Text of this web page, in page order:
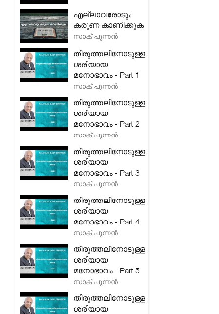
എല്ലാവരോടും
കരുണ കാണിക്കുക
സാക് പുന്നൻ
തിരുത്തലിനോടുള്ള
ശരിയായ
മനോഭാവം - Part 1
സാക് പുന്നൻ
തിരുത്തലിനോടുള്ള
ശരിയായ
മനോഭാവം - Part 2
സാക് പുന്നൻ
തിരുത്തലിനോടുള്ള
ശരിയായ
മനോഭാവം - Part 3
സാക് പുന്നൻ
തിരുത്തലിനോടുള്ള
ശരിയായ
മനോഭാവം - Part 4
സാക് പുന്നൻ
തിരുത്തലിനോടുള്ള
ശരിയായ
മനോഭാവം - Part 5
സാക് പുന്നൻ
തിരുത്തലിനോടുള്ള
ശരിയായ